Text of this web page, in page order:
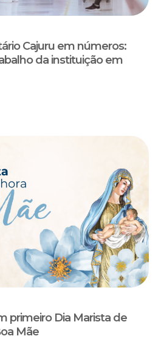
Cajuru em números:
da instituição em
primeiro Dia Marista de
Mãe